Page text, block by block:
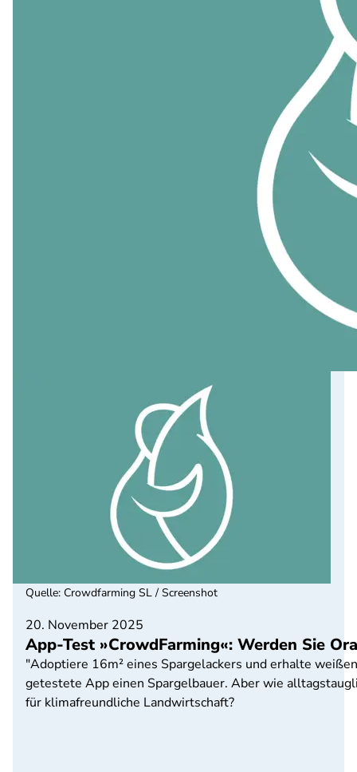
20. November 2025
App-Test »CrowdFarming«: Werden Sie
"Adoptiere 16m² eines Spargelackers und erhalte
getestete App einen Spargelbauer. Aber wie
für klimafreundliche Landwirtschaft?
Quelle: Crowdfarming SL / Screenshot